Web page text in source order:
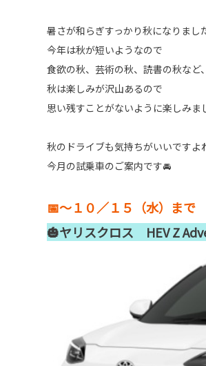
暑さが和らぎすっかり秋になりまし
今年は秋が短いようなので
食欲の秋、芸術の秋、読書の秋など
秋は楽しみが沢山あるので
思い残すことがないように楽しみ
秋のドライブも気持ちがいいですよ
今月の試乗車のご案内です🚘
📅～１０／１５（水）まで
🎃ヤリスクロス HEV Z